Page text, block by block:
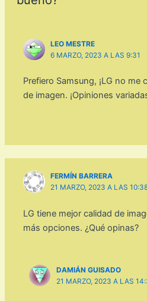
LEO MESTRE
6 MARZO, 2023 A LAS 9:31
Prefiero Samsung, ¡LG no me
de imagen. ¡Opiniones
FERMÍN BARRERA
21 MARZO, 2023 A LAS
LG tiene mejor calidad de
más opciones. ¿Qué opinas?
DAMIÁN GUISADO
21 MARZO, 2023 A LAS